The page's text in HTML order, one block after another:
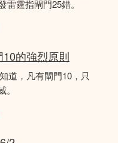
霆指閘門25錯。
的強烈原則
道，凡有閘門10，只